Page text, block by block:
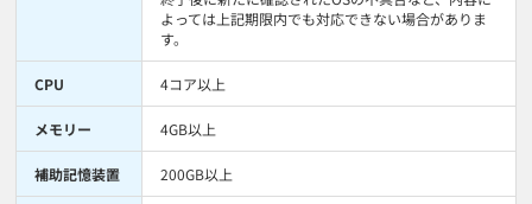
よっては上記期限内でも対応できない場合がありま
す。
CPU 4コア以上
メモリー 4GB以上
補助記憶装置 200GB以上